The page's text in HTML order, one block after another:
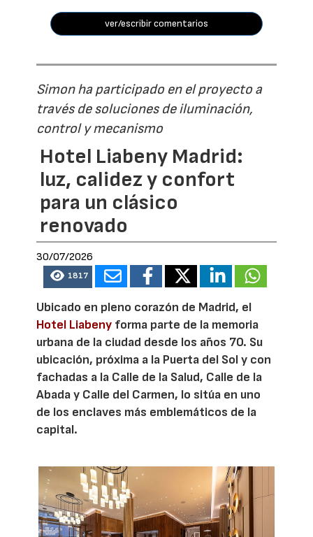
ver/escribir comentarios
Simon ha participado en el proyecto a
través de soluciones de iluminación,
control y mecanismo
Hotel Liabeny Madrid:
luz, calidez y confort
para un clásico
renovado
30/07/2026
1817
Ubicado en pleno corazón de Madrid, el
Hotel Liabeny forma parte de la memoria
urbana de la ciudad desde los años 70. Su
ubicación, próxima a la Puerta del Sol y con
fachadas a la Calle de la Salud, Calle de la
Abada y Calle del Carmen, lo sitúa en uno
de los enclaves más emblemáticos de la
capital.